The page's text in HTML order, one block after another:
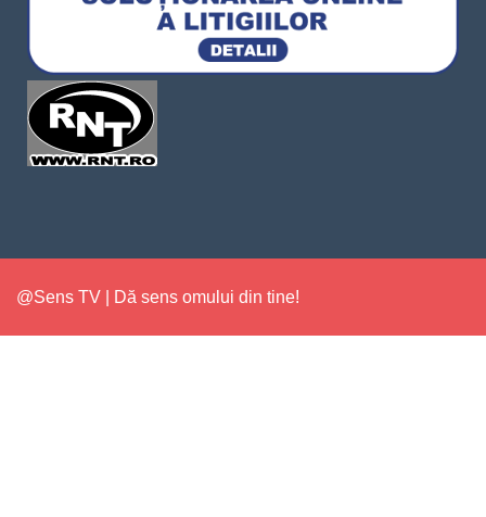
@Sens TV | Dă sens omului din tine!